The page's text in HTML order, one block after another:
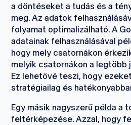
a döntéseket a tudás és a
meg. Az adatok
folyamat optimalizálható. A
adatainak felhasználásával
hogy mely csatornákon
melyik csatornákon a legtöbb
Ez lehetővé teszi, hogy
stratégiailag és
Egy másik nagyszerű példa a
feltérképezése. Azzal, hogy